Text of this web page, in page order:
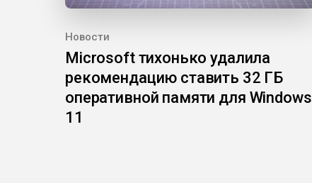
Новости
Microsoft тихонько удалила
рекомендацию ставить 32 ГБ
оперативной памяти для Windows
11